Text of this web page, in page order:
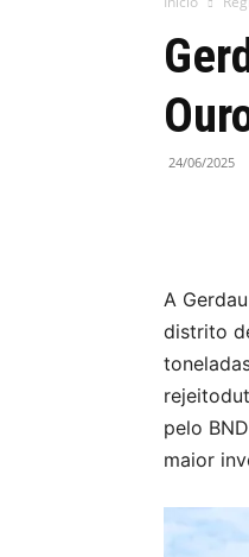
24/06/2025
A
distrito
pelo
maior